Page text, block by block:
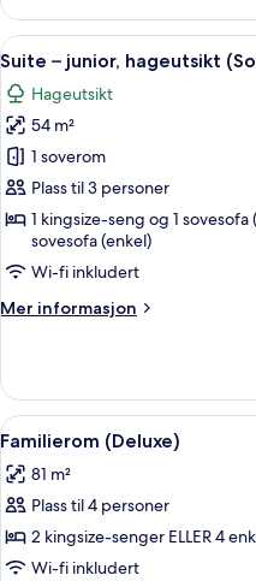
–
junior,
utsikt
golfbane
(Sofabed)
Åpne
alle
bildene
av
Suite
–
junior,
hageutsikt
(Sofabed)
6
Suite – junior, hageutsikt
Hageutsikt
54 m²
1 soverom
Plass til 3 personer
1 kingsize-seng og 1 sovesofa
sovesofa (enkel)
Wi-fi inkludert
Mer informasjon
Mer
–
junior,
hageutsikt
Åpne
alle
bildene
av
Familierom
(Deluxe)
5
Familierom (Deluxe)
81 m²
Plass til 4 personer
2 kingsize-senger ELLER 4
Wi-fi inkludert